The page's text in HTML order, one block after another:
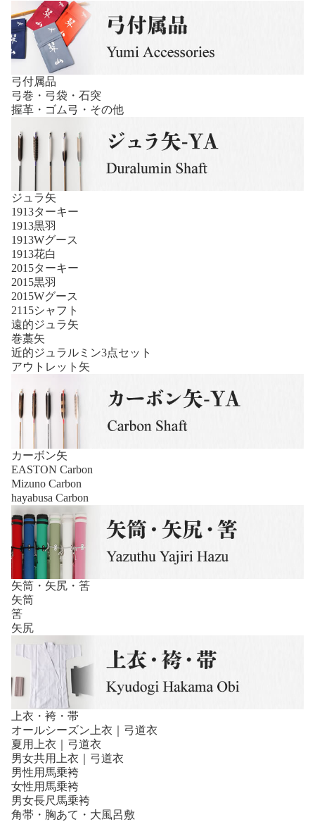
弓付属品
弓巻・弓袋・石突
握革・ゴム弓・その他
ジュラ矢
1913ターキー
1913黒羽
1913Wグース
1913花白
2015ターキー
2015黒羽
2015Wグース
2115シャフト
遠的ジュラ矢
巻藁矢
近的ジュラルミン3点セット
アウトレット矢
カーボン矢
EASTON Carbon
Mizuno Carbon
hayabusa Carbon
矢筒・矢尻・筈
矢筒
筈
矢尻
上衣・袴・帯
オールシーズン上衣｜弓道衣
夏用上衣｜弓道衣
男女共用上衣｜弓道衣
男性用馬乗袴
女性用馬乗袴
男女長尺馬乗袴
角帯・胸あて・大風呂敷